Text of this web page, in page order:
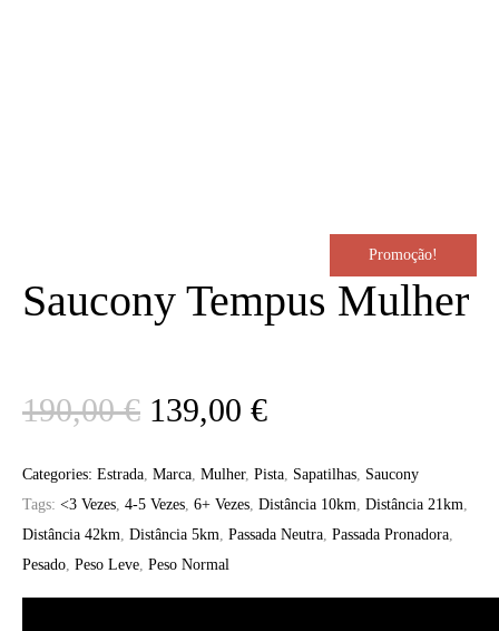
Promoção!
Saucony Tempus Mulher
190,00€ O
preço
original
era:
139,00 €O
preço
atual
é:
Categories: Estrada, Marca, Mulher, Pista, Sapatilhas, Saucony
Tags: <3 Vezes, 4-5 Vezes, 6+ Vezes, Distância 10km, Distância 21km,
Distância 42km, Distância 5km, Passada Neutra, Passada Pronadora,
Pesado, Peso Leve, Peso Normal